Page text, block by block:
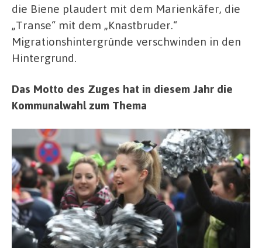
die Biene plaudert mit dem Marienkäfer, die
„Transe“ mit dem „Knastbruder.“
Migrationshintergründe verschwinden in den
Hintergrund.
Das Motto des Zuges hat in diesem Jahr die
Kommunalwahl zum Thema